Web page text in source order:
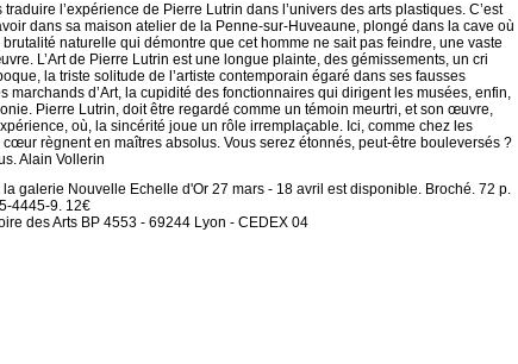
l’expérience de Pierre Lutrin dans l’univers des arts plastiques. C’est
dans sa maison atelier de la Penne-sur-Huveaune, plongé dans la cave où
naturelle qui démontre que cet homme ne sait pas feindre, une vaste
L’Art de Pierre Lutrin est une longue plainte, des gémissements, un cri
la triste solitude de l’artiste contemporain égaré dans ses fausses
marchands d’Art, la cupidité des fonctionnaires qui dirigent les musées, enfin,
Pierre Lutrin, doit être regardé comme un témoin meurtri, et son œuvre,
où, la sincérité joue un rôle irremplaçable. Ici, comme chez les
cœur règnent en maîtres absolus. Vous serez étonnés, peut-être bouleversés ?
Alain Vollerin
galerie Nouvelle Echelle d'Or 27 mars - 18 avril est disponible. Broché. 72 p.
4445-9. 12€
des Arts BP 4553 - 69244 Lyon - CEDEX 04